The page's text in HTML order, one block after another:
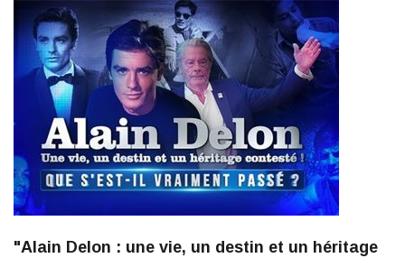
"Alain Delon : une vie, un destin et un héritage